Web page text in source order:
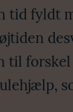
tid fyldt
til